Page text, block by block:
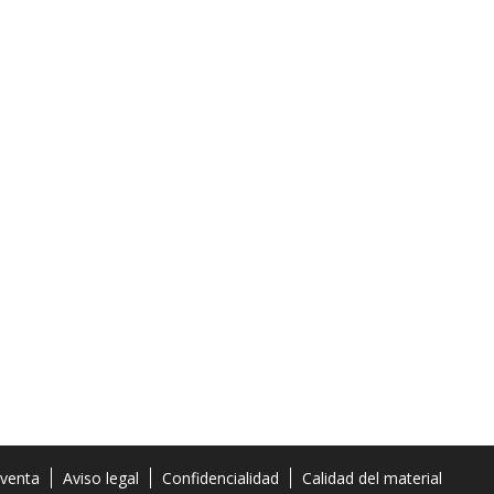
Aviso legal Confidencialidad Calidad del material